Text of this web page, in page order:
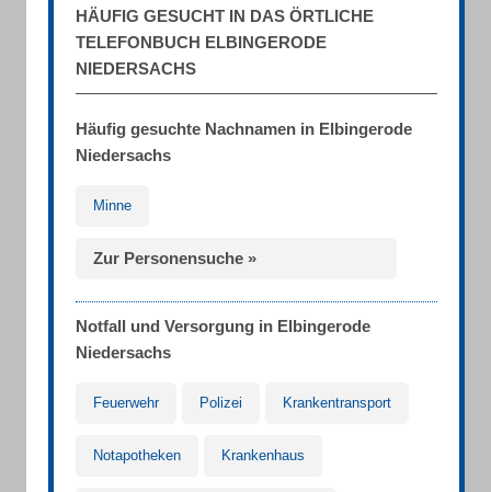
HÄUFIG GESUCHT IN DAS ÖRTLICHE
TELEFONBUCH ELBINGERODE
NIEDERSACHS
Häufig gesuchte Nachnamen in Elbingerode
Niedersachs
Minne
Zur Personensuche »
Notfall und Versorgung in Elbingerode
Niedersachs
Feuerwehr Polizei Krankentransport
Notapotheken Krankenhaus